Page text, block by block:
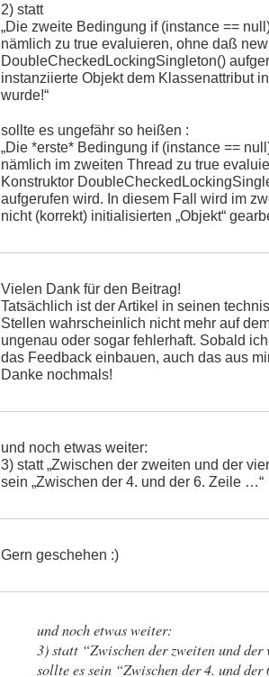
2) statt
„Die zweite Bedingung if (instance ==
nämlich zu true evaluieren, ohne daß new
DoubleCheckedLockingSingleton()
instanziierte Objekt dem Klassenattribut
wurde!“
sollte es ungefähr so heißen :
„Die *erste* Bedingung if (instance ==
nämlich im zweiten Thread zu true
Konstruktor
aufgerufen wird. In diesem Fall wird im
nicht (korrekt) initialisierten „Objekt“
Vielen Dank für den Beitrag!
Tatsächlich ist der Artikel in seinen
Stellen wahrscheinlich nicht mehr auf
ungenau oder sogar fehlerhaft. Sobald
das Feedback einbauen, auch das aus
Danke nochmals!
und noch etwas weiter:
3) statt „Zwischen der zweiten und der
sein „Zwischen der 4. und der 6. Zeile …“
Gern geschehen :)
und noch etwas weiter:
3) statt “Zwischen der zweiten und
sollte es sein “Zwischen der 4. und